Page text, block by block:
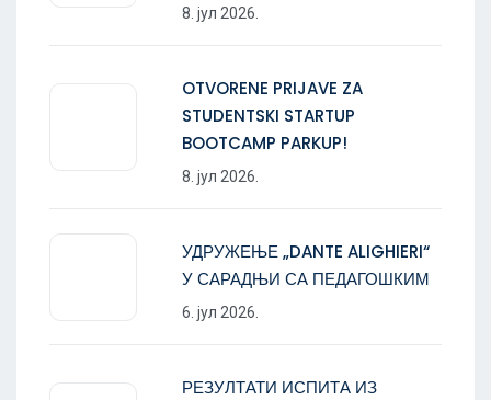
8. јул 2026.
OTVORENE PRIJAVE ZA
STUDENTSKI STARTUP
BOOTCAMP PARKUP!
8. јул 2026.
УДРУЖЕЊЕ „DANTE ALIGHIERI“
У САРАДЊИ СА ПЕДАГОШКИМ
6. јул 2026.
РЕЗУЛТАТИ ИСПИТА ИЗ